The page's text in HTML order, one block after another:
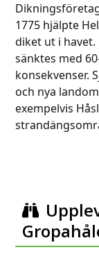
1775 hjälpte
diket ut i
sänktes med
konsekvenser.
och nya
exempelvis